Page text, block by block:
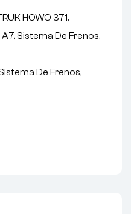
HOWO 371,
A7, Sistema De Frenos,
De Frenos,